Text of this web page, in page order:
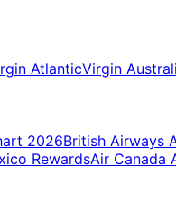
AtlanticVirgin
2026British Airways
RewardsAir Canada